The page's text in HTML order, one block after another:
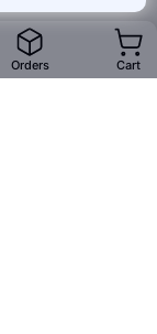
Orders Cart